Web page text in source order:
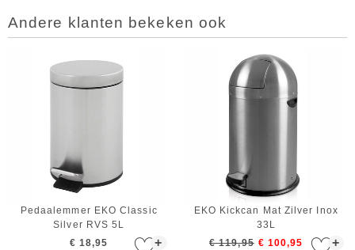
Andere klanten bekeken ook
+
Pedaalemmer EKO Classic
Silver RVS 5L
€ 18,95
+
EKO Kickcan Mat Zilver Inox
33L
€ 119,95 € 100,95